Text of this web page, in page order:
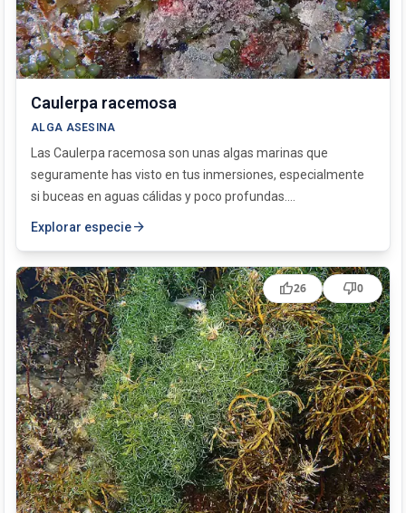
Caulerpa racemosa
ALGA ASESINA
Las Caulerpa racemosa son unas algas marinas que
seguramente has visto en tus inmersiones, especialmente
si buceas en aguas cálidas y poco profundas....
Explorar especiearrow_forward
thumb_up26 thumb_down0